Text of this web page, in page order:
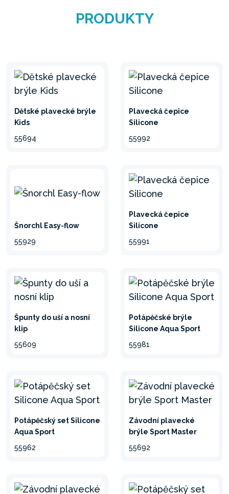
PRODUKTY
Dětské plavecké brýle
Kids
55694
Plavecká čepice
Silicone
55992
Šnorchl Easy-flow
55929
Plavecká čepice
Silicone
55991
Špunty do uší a nosní
klip
55609
Potápěčské brýle
Silicone Aqua Sport
55981
Potápěčský set Silicone
Aqua Sport
55962
Závodní plavecké
brýle Sport Master
55692